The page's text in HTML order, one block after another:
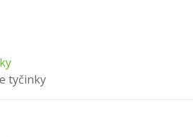
tyčinky